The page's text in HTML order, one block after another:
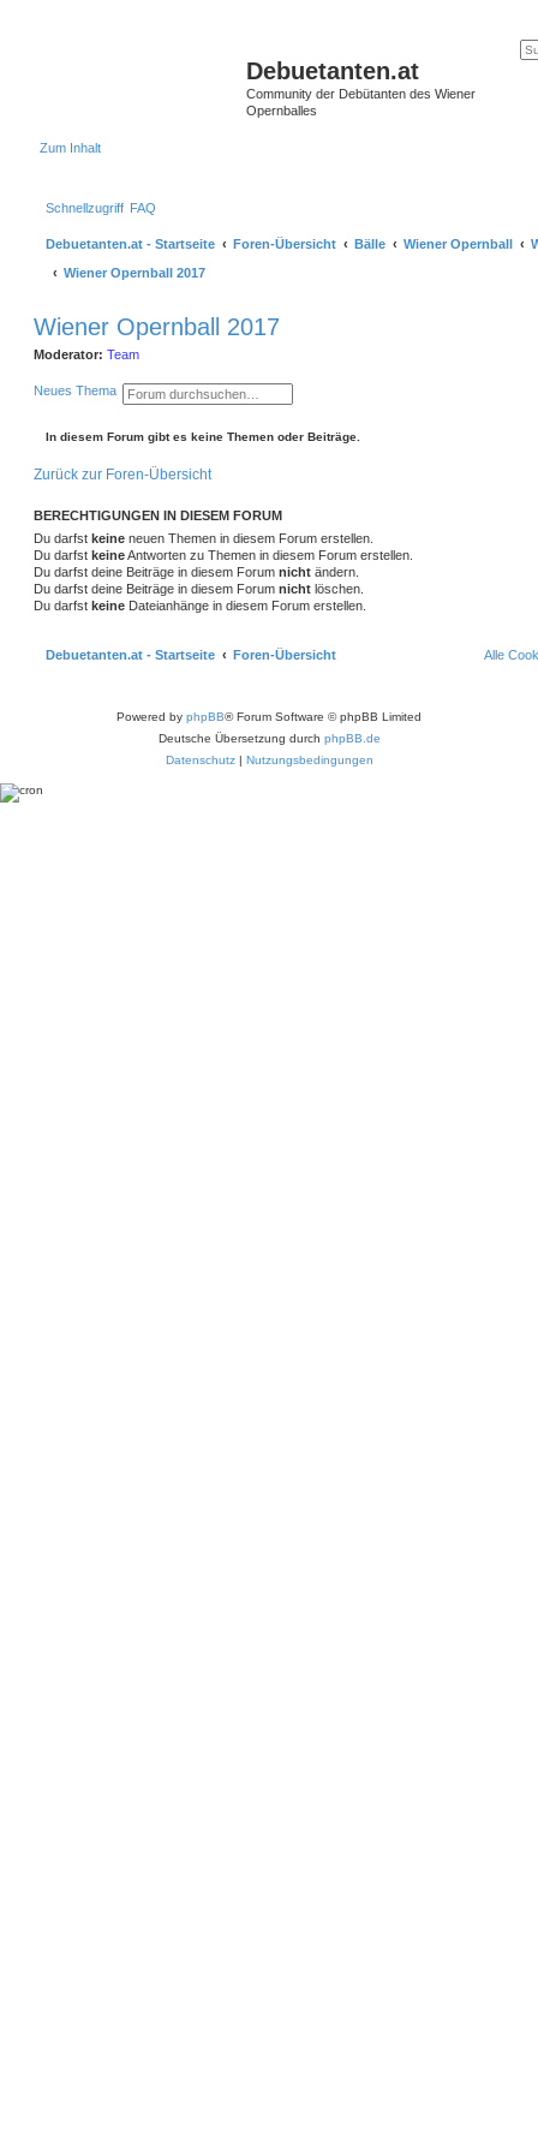
Debuetanten.at
Community der Debütanten des Wiener
Opernballes
Zum Inhalt
Schnellzugriff FAQ
Debuetanten.at - Startseite Foren-Übersicht Bälle Wiener Opernball
Wiener Opernball 2017
Wiener Opernball 2017
Moderator: Team
Neues Thema S
u
h
E
r
e
e
e
S
u
c
h
e
In diesem Forum gibt es keine Themen oder Beiträge.
Zurück zur Foren-Übersicht
BERECHTIGUNGEN IN DIESEM FORUM
Du darfst keine neuen Themen in diesem Forum erstellen.
Du darfst keineAntworten zu Themen in diesem Forum erstellen.
Du darfst deine Beiträge in diesem Forum nicht ändern.
Du darfst deine Beiträge in diesem Forum nicht löschen.
Du darfst keine Dateianhänge in diesem Forum erstellen.
Debuetanten.at - Startseite Foren-Übersicht Alle
Powered by phpBB® Forum Software © phpBB Limited
Deutsche Übersetzung durch phpBB.de
Datenschutz | Nutzungsbedingungen